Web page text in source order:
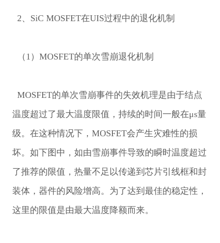
2、SiC MOSFET在UIS过程中的退化机制
（1）MOSFET的单次雪崩退化机制
MOSFET的单次雪崩事件的失效机理是由于结点
温度超过了最大温度限值，持续的时间一般在μs量
级。在这种情况下，MOSFET会产生灾难性的损
坏。如下图中，如由雪崩事件导致的瞬时温度超过
了推荐的限值，热量不足以传递到芯片引线框和封
装体，器件的风险增高。为了达到最佳的稳定性，
这里的限值是由最大温度降额而来。